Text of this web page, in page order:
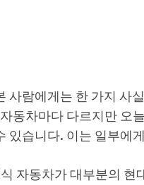
람에게는 한 가지 사
동차마다 다르지만 오
있습니다. 이는 일부에
자동차가 대부분의 현